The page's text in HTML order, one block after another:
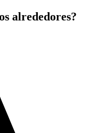
alrededores?